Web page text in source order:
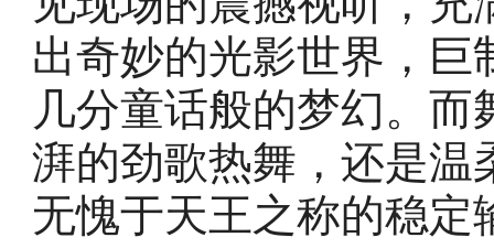
出奇妙的光影世界，巨
几分童话般的梦幻。
湃的劲歌热舞，还是温
无愧于天王之称的稳定